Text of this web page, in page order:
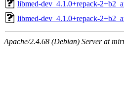
libmed-dev_4.1.0+repack-
libmed-dev_4.1.0+repack-
Apache/2.4.68 (Debian) Server at